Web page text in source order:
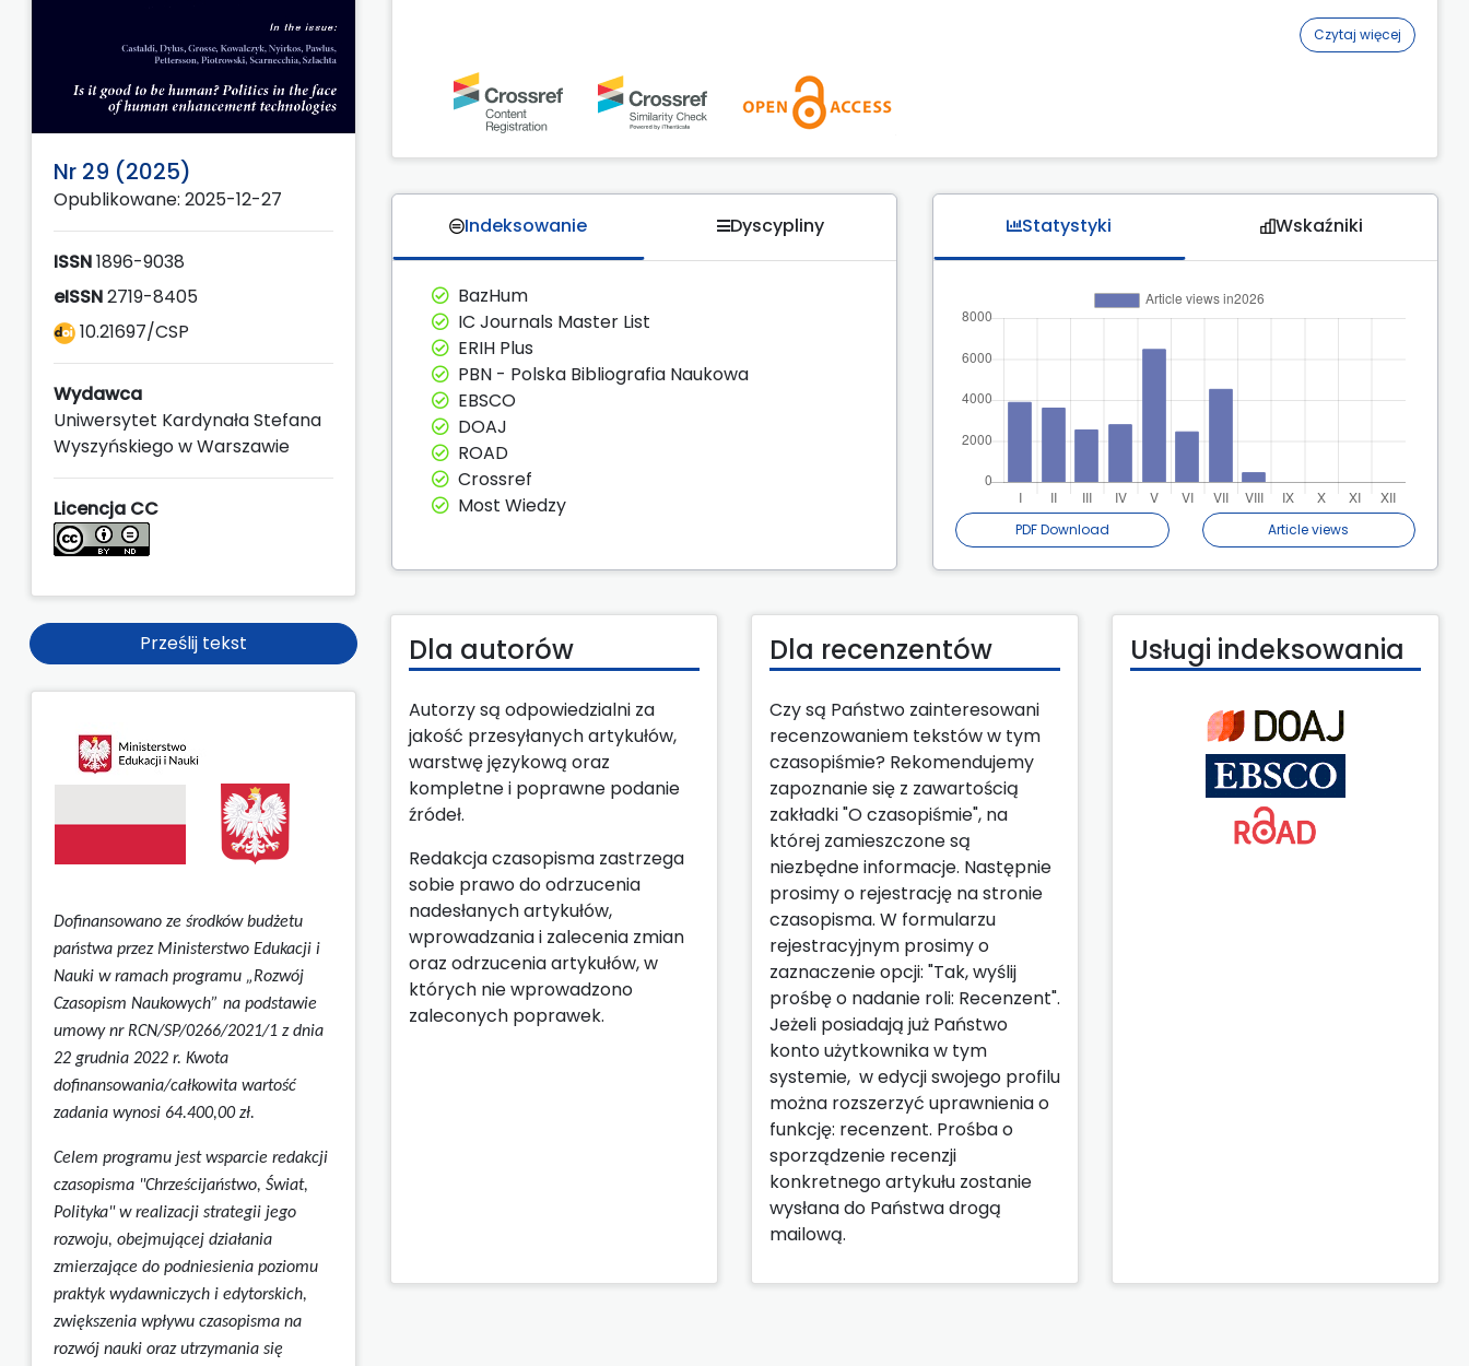
Nr 29 (2025)
Opublikowane: 2025-12-27
ISSN1896-9038
eISSN2719-8405
10.21697/CSP
Wydawca
Uniwersytet Kardynała Stefana
Wyszyńskiego w Warszawie
Licencja CC
Prześlij tekst
Dofinansowano ze środków budżetu
państwa przez Ministerstwo Edukacji i
Nauki w ramach programu „Rozwój
Czasopism Naukowych” na podstawie
umowynr RCN/SP/0266/2021/1 z dnia
22 grudnia 2022 r. Kwota
dofinansowania/całkowita wartość
zadania wynosi 64.400,00 zł.
Celem programu jest wsparcie redakcji
czasopisma "Chrześcijaństwo, Świat,
Polityka" w realizacji strategii jego
rozwoju, obejmującej działania
zmierzające do podniesienia poziomu
praktyk wydawniczych i edytorskich,
zwiększenia wpływu czasopisma na
rozwój nauki oraz utrzymania się
Czytaj więcej
Indeksowanie Dyscypliny
BazHum
IC Journals Master List
ERIH Plus
PBN - Polska Bibliografia Naukowa
EBSCO
DOAJ
ROAD
Crossref
Most Wiedzy
Statystyki Wskaźniki
PDF Download Article views
Dla autorów
Autorzy są odpowiedzialni za
jakość przesyłanych artykułów,
warstwę językową oraz
kompletne i poprawne podanie
źródeł.
Redakcja czasopisma zastrzega
sobie prawo do odrzucenia
nadesłanych artykułów,
wprowadzania i zalecenia zmian
oraz odrzucenia artykułów, w
których nie wprowadzono
zaleconych poprawek.
Dla recenzentów
Czy są Państwo zainteresowani
recenzowaniem tekstów w tym
czasopiśmie? Rekomendujemy
zapoznanie się z zawartością
zakładki "O czasopiśmie", na
której zamieszczone są
niezbędne informacje. Następnie
prosimy o rejestrację na stronie
czasopisma. W formularzu
rejestracyjnym prosimy o
zaznaczenie opcji: "Tak, wyślij
prośbę o nadanie roli: Recenzent".
Jeżeli posiadają już Państwo
konto użytkownika w tym
systemie, w edycji swojego profilu
można rozszerzyć uprawnienia o
funkcję: recenzent. Prośba o
sporządzenie recenzji
konkretnego artykułu zostanie
wysłana do Państwa drogą
mailową.
Usługi indeksowania